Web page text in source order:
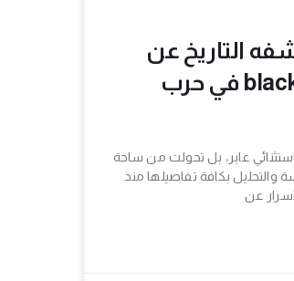
التاريخ عن
طائرة الـ black bird في حرب
عابر، بل تحولت من ساحة
والتحليل بكافة تفاصيلها منذ
عن